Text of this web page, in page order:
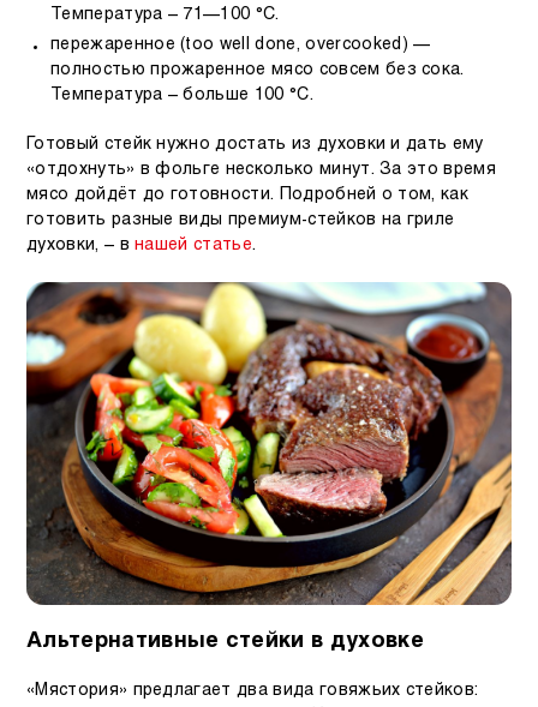
Температура – 71—100 °C.
пережаренное (too well done,overcooked ) —
полностью прожаренное мясо совсем без сока.
Температура – больше 100 °C.
Готовый стейк нужно достать из духовки и дать ему
«отдохнуть» в фольге несколько минут. За это время
мясо дойдёт до готовности. Подробней о том, как
готовить разные виды премиум-стейков на гриле
духовки, – внашей статье.
Альтернативные стейки в духовке
«Мястория» предлагает два вида говяжьих стейков: